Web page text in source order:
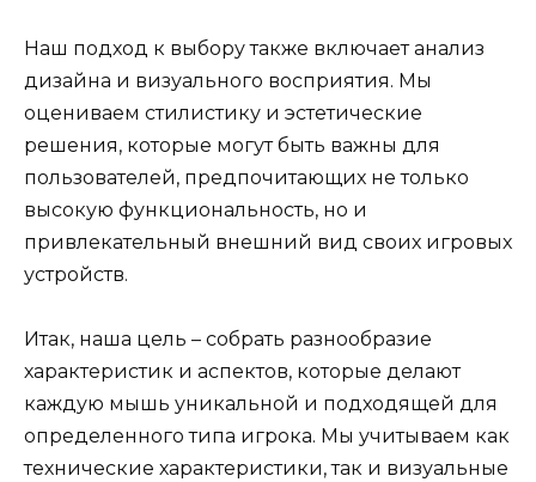
Наш подход к выбору также включает анализ
дизайна и визуального восприятия. Мы
оцениваем стилистику и эстетические
решения, которые могут быть важны для
пользователей, предпочитающих не только
высокую функциональность, но и
привлекательный внешний вид своих игровых
устройств.
Итак, наша цель – собрать разнообразие
характеристик и аспектов, которые делают
каждую мышь уникальной и подходящей для
определенного типа игрока. Мы учитываем как
технические характеристики, так и визуальные